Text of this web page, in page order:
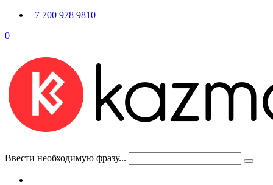
+7 700 978 9810
0
Ввести необходимую фразу...